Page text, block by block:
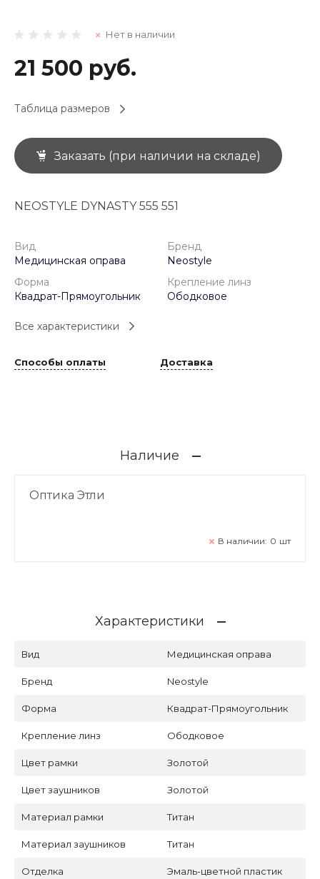
Нет в наличии
21 500 руб.
Таблица размеров
Заказать (при наличии на складе)
NEOSTYLE DYNASTY 555 551
Вид
Медицинская оправа
Бренд
Neostyle
Форма
Квадрат-Прямоугольник
Крепление линз
Ободковое
Все характеристики
Способы оплаты Доставка
Наличие
Оптика Этли
В наличии: 0 шт
Характеристики
Вид Медицинская оправа
Бренд Neostyle
Форма Квадрат-Прямоугольник
Крепление линз Ободковое
Цвет рамки Золотой
Цвет заушников Золотой
Материал рамки Титан
Материал заушников Титан
Отделка Эмаль-цветной пластик